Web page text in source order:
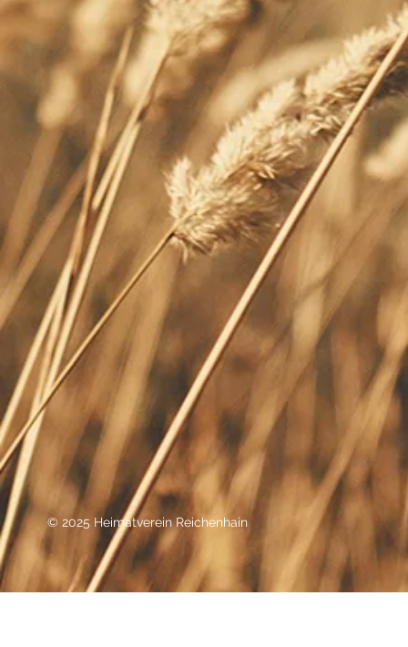
© 2025 Heimatverein Reichenhain